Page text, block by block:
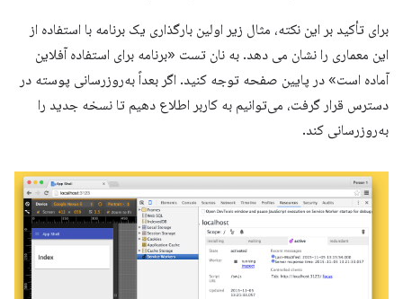
برای تأکید بر این نکته، مثال زیر اولین بارگذاری یک برنامه با استفاده از
این معماری را نشان می دهد. به نان تست «برنامه برای استفاده آفلاین
آماده است» در پایین صفحه توجه کنید. اگر بعداً به‌روزرسانی پوسته در
دسترس قرار گرفت، می‌توانیم به کاربر اطلاع دهیم تا نسخه جدید را
به‌روزرسانی کند.